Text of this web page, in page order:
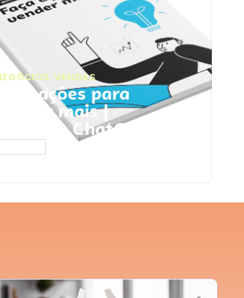
, VENDAS
Faça ações para
vender mais |
Prompts ChatGPT